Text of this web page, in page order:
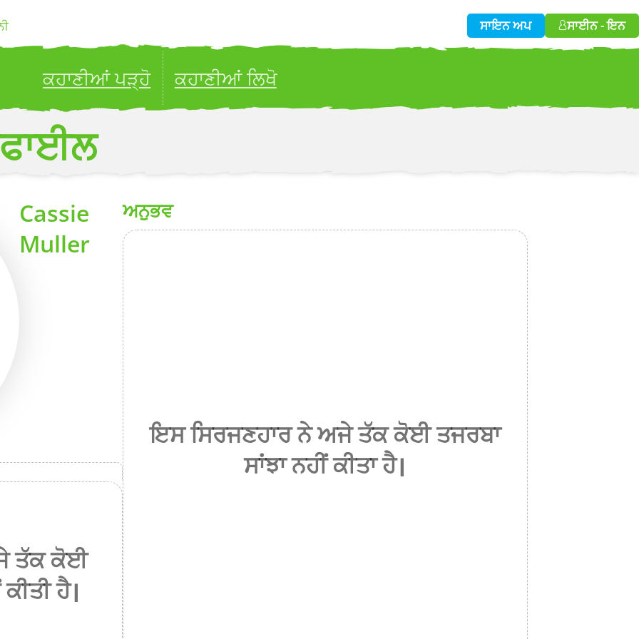
ਸਾਇਨ ਅਪ ਸਾਈਨ - ਇਨ
ਕਹਾਣੀਆਂ ਪੜ੍ਹੋ ਕਹਾਣੀਆਂ ਲਿਖੋ
your stories to a global audience.
Cassie
Muller
ਤੱਕ ਕੋਈ
ਹੈ।
ਅਨੁਭਵ
ਇਸ ਸਿਰਜਣਹਾਰ ਨੇ ਅਜੇ ਤੱਕ ਕੋਈ ਤਜਰਬਾ
ਸਾਂਝਾ ਨਹੀਂ ਕੀਤਾ ਹੈ।